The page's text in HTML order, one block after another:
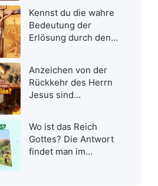
Kennst du die wahre
Bedeutung der
Erlösung durch den
Anzeichen von der
Rückkehr des Herrn
Jesus sind
begrüßen?
Wo ist das Reich
Gottes? Die Antwort
findet man im